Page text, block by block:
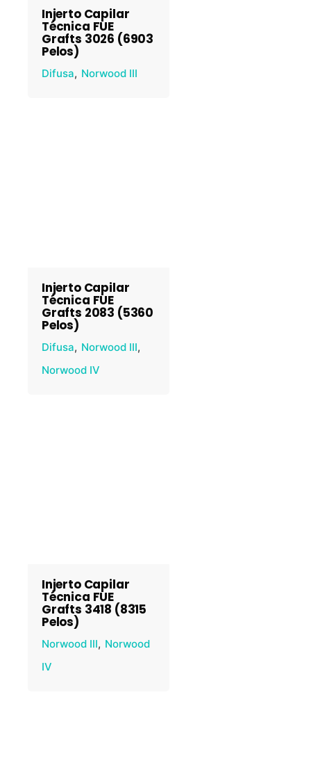
Injerto Capilar
Técnica FUE
Grafts 3026 (6903
Pelos)
Difusa Norwood III
Injerto Capilar
Técnica FUE
Grafts 2083 (5360
Pelos)
Difusa
Norwood III
Norwood IV
Injerto Capilar
Técnica FUE
Grafts 3418 (8315
Pelos)
Norwood III
Norwood
IV